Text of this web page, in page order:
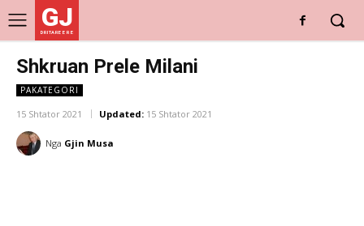
GJ
DRITARE E RE
Shkruan Prele Milani
PAKATEGORI
15 Shtator 2021 Updated: 15 Shtator 2021
Nga Gjin Musa